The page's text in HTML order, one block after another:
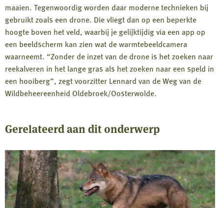
maaien. Tegenwoordig worden daar moderne technieken bij
gebruikt zoals een drone. Die vliegt dan op een beperkte
hoogte boven het veld, waarbij je gelijktijdig via een app op
een beeldscherm kan zien wat de warmtebeeldcamera
waarneemt. “Zonder de inzet van de drone is het zoeken naar
reekalveren in het lange gras als het zoeken naar een speld in
een hooiberg”, zegt voorzitter Lennard van de Weg van de
Wildbeheereenheid Oldebroek/Oosterwolde.
Gerelateerd aan dit onderwerp